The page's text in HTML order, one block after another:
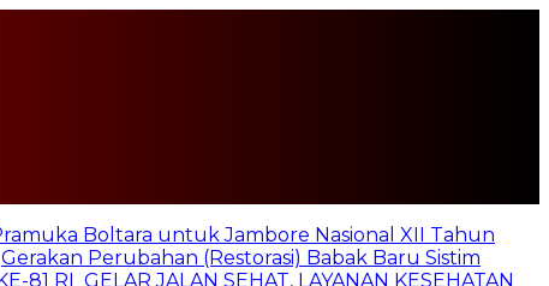
Boltara untuk Jambore Nasional XII Tahun
Gerakan Perubahan (Restorasi) Babak Baru Sistim
81 RI GELAR JALAN SEHAT, LAYANAN KESEHATAN